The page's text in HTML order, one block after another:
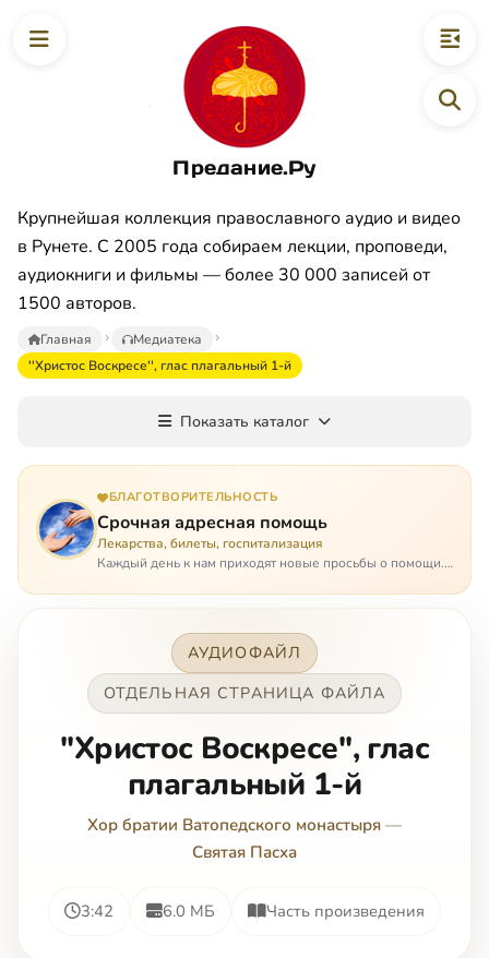
Предание.Ру
Крупнейшая коллекция православного аудио и видео
в Рунете. С 2005 года собираем лекции, проповеди,
аудиокниги и фильмы — более 30 000 записей от
1500 авторов.
Главная
Медиатека
''Христос Воскресе'', глас плагальный 1-й
Показать каталог
БЛАГОТВОРИТЕЛЬНОСТЬ
Срочная адресная помощь
Лекарства, билеты, госпитализация
Каждый день к нам приходят новые просьбы о помощи.
она нужна была вчера: в приеме лекарств образовался
АУДИОФАЙЛ
ОТДЕЛЬНАЯ СТРАНИЦА ФАЙЛА
''Христос Воскресе'', глас
плагальный 1-й
Хор братии Ватопедского монастыря —
Святая Пасха
3:42 6.0 МБ Часть произведения